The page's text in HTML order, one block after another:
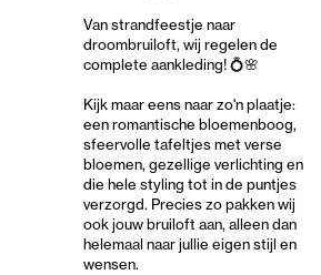
Van strandfeestje naar
droombruiloft, wij regelen de
complete aankleding! 💍🌸
Kijk maar eens naar zo'n plaatje:
een romantische bloemenboog,
sfeervolle tafeltjes met verse
bloemen, gezellige verlichting en
die hele styling tot in de puntjes
verzorgd. Precies zo pakken wij
ook jouw bruiloft aan, alleen dan
helemaal naar jullie eigen stijl en
wensen.